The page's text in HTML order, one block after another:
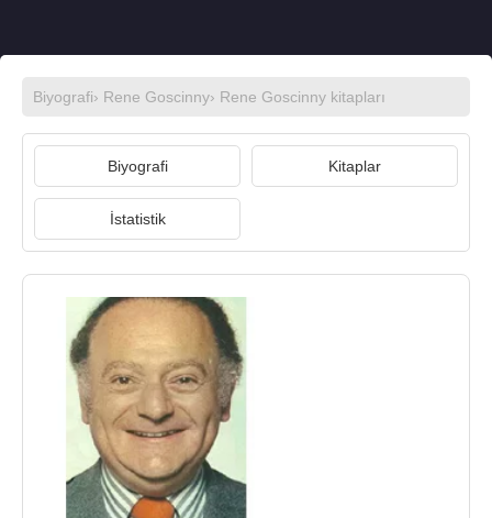
Biyografi› Rene Goscinny› Rene Goscinny kitapları
Biyografi Kitaplar
İstatistik